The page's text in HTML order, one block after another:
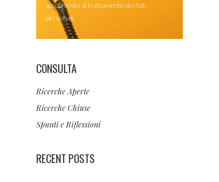
acconsento al trattamento dei dati
personali.
CONSULTA
Ricerche Aperte
Ricerche Chiuse
Spunti e Riflessioni
RECENT POSTS